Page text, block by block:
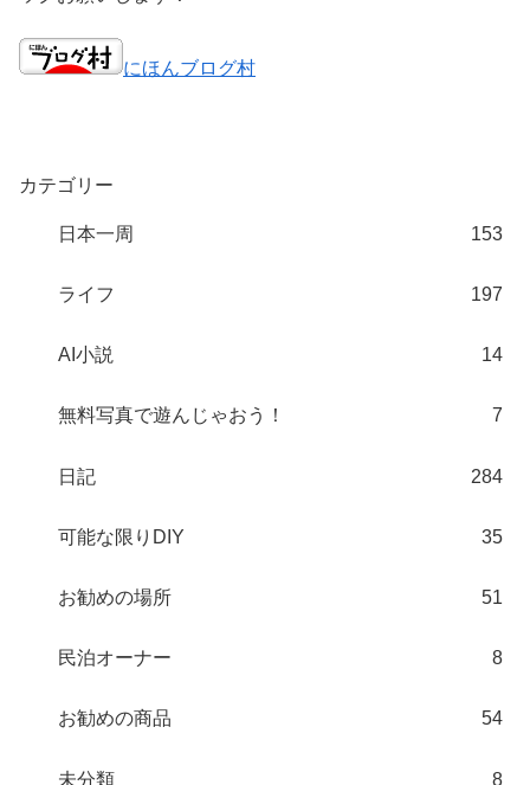
にほんブログ村
カテゴリー
日本一周 153
ライフ 197
AI小説 14
無料写真で遊んじゃおう！ 7
日記 284
可能な限りDIY 35
お勧めの場所 51
民泊オーナー 8
お勧めの商品 54
未分類 8